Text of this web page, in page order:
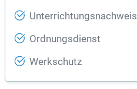
Unterrichtungsnachweis
Ordnungsdienst
Werkschutz